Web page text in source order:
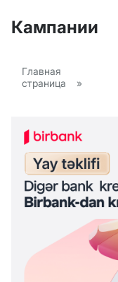
Кампании
Главная
страница
»